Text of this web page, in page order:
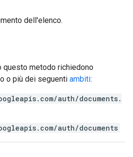
dell'elenco.
questo metodo richiedono
o più dei seguenti ambiti:
auth/documents.
auth/documents